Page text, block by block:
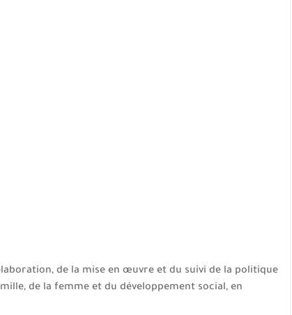
de la mise en œuvre et du suivi de la politique
de la femme et du développement social, en